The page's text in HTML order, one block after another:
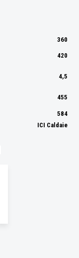
360
420
4,5
455
584
ICI Caldaie